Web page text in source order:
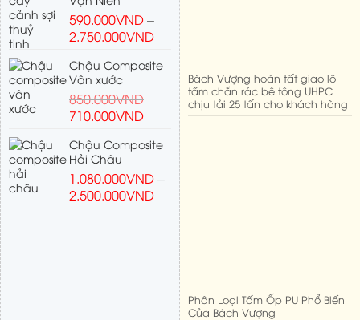
590.000VND–
2.750.000VND
Chậu Composite
Vân xước
850.000VND
710.000VND
Chậu Composite
Hải Châu
1.080.000VND–
2.500.000VND
Bách Vượng hoàn tất giao lô
tấm chắn rác bê tông UHPC
chịu tải 25 tấn cho khách hàng
Phân Loại Tấm Ốp PU Phổ Biến
Của Bách Vượng